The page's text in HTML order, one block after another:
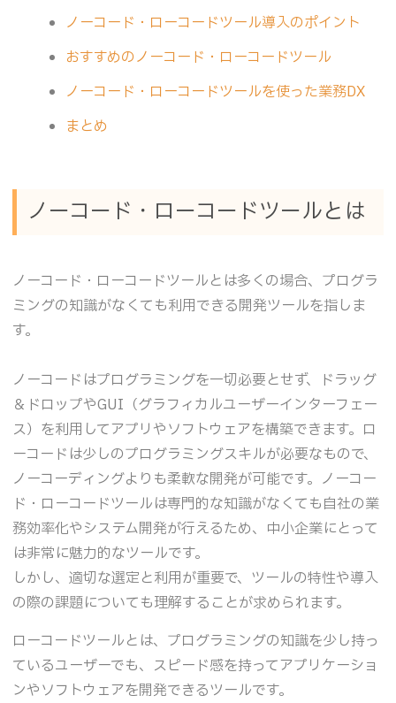
ノーコード・ローコードツール導入のポイント
おすすめのノーコード・ローコードツール
ノーコード・ローコードツールを使った業務DX
まとめ
ノーコード・ローコードツールとは
ノーコード・ローコードツールとは多くの場合、プログラ
ミングの知識がなくても利用できる開発ツールを指しま
す。
ノーコードはプログラミングを一切必要とせず、ドラッグ
＆ドロップやGUI（グラフィカルユーザーインターフェー
ス）を利用してアプリやソフトウェアを構築できます。ロ
ーコードは少しのプログラミングスキルが必要なもので、
ノーコーディングよりも柔軟な開発が可能です。ノーコー
ド・ローコードツールは専門的な知識がなくても自社の業
務効率化やシステム開発が行えるため、中小企業にとって
は非常に魅力的なツールです。
しかし、適切な選定と利用が重要で、ツールの特性や導入
の際の課題についても理解することが求められます。
ローコードツールとは、プログラミングの知識を少し持っ
ているユーザーでも、スピード感を持ってアプリケーショ
ンやソフトウェアを開発できるツールです。